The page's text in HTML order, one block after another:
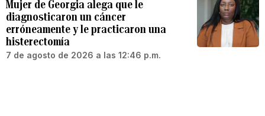
Mujer de Georgia alega que le
diagnosticaron un cáncer
erróneamente y le practicaron una
histerectomía
7 de agosto de 2026 a las 12:46 p.m.